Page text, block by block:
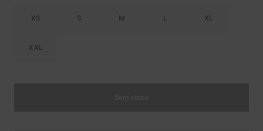
XS S M L XL
XXL